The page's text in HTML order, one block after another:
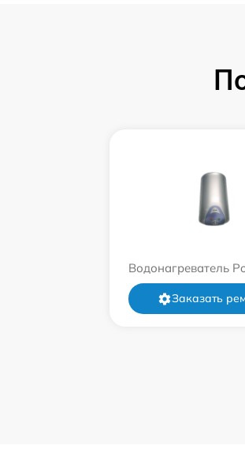
Водонагреватель
Заказать